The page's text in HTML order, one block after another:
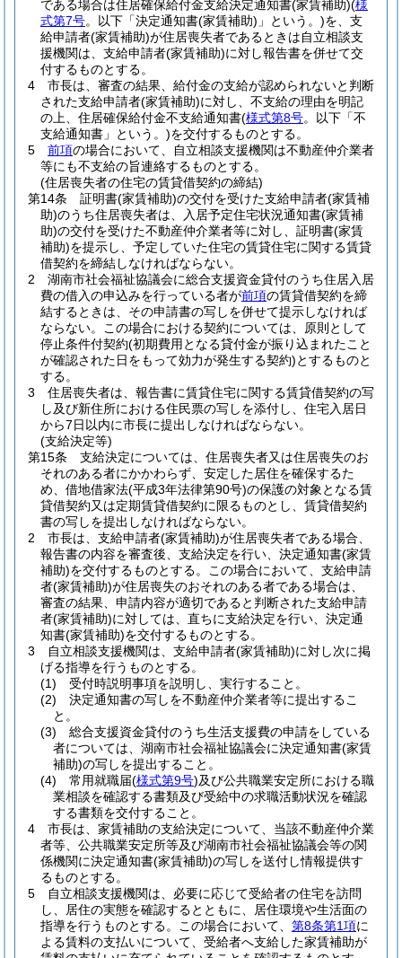
である場合は住居確保給付金支給決定通知書(家賃補助)(様
式第7号。以下「決定通知書(家賃補助) 」という。)を、支
給申請者(家賃補助)が住居喪失者であるときは自立相談支
援機関は、支給申請者(家賃補助)に対し報告書を併せて交
付するものとする。
4
市長は、審査の結果、給付金の支給が認められないと判断
された支給申請者(家賃補助)に対し、不支給の理由を明記
の上、住居確保給付金不支給通知書(様式第8号。以下「不
支給通知書」という。)を交付するものとする。
5
前項の場合において、自立相談支援機関は不動産仲介業者
等にも不支給の旨連絡するものとする。
(住居喪失者の住宅の賃貸借契約の締結)
第14条
証明書(家賃補助)の交付を受けた支給申請者(家賃補
助)のうち住居喪失者は、入居予定住宅状況通知書(家賃補
助)の交付を受けた不動産仲介業者等に対し、証明書(家賃
補助)を提示し、予定していた住宅の賃貸住宅に関する賃貸
借契約を締結しなければならない。
2
湖南市社会福祉協議会に総合支援資金貸付のうち住居入居
費の借入の申込みを行っている者が前項の賃貸借契約を締
結するときは、その申請書の写しを併せて提示しなければ
ならない。
この場合における契約については、原則として
停止条件付契約(初期費用となる貸付金が振り込まれたこと
が確認された日をもって効力が発生する契約)とするものと
する。
3
住居喪失者は、報告書に賃貸住宅に関する賃貸借契約の写
し及び新住所における住民票の写しを添付し、住宅入居日
から7日以内に市長に提出しなければならない。
(支給決定等)
第15条
支給決定については、住居喪失者又は住居喪失のお
それのある者にかかわらず、安定した居住を確保するた
め、借地借家法(平成3年法律第90号)の保護の対象となる賃
貸借契約又は定期賃貸借契約に限るものとし、賃貸借契約
書の写しを提出しなければならない。
2
市長は、支給申請者(家賃補助)が住居喪失者である場合、
報告書の内容を審査後、支給決定を行い、決定通知書(家賃
補助)を交付するものとする。
この場合において、支給申請
者(家賃補助)が住居喪失のおそれのある者である場合は、
審査の結果、申請内容が適切であると判断された支給申請
者(家賃補助)に対しては、直ちに支給決定を行い、決定通
知書(家賃補助)を交付するものとする。
3
自立相談支援機関は、支給申請者(家賃補助)に対し次に掲
げる指導を行うものとする。
(1)
受付時説明事項を説明し、実行すること。
(2)
決定通知書の写しを不動産仲介業者等に提出するこ
と。
(3)
総合支援資金貸付のうち生活支援費の申請をしている
者については、湖南市社会福祉協議会に決定通知書(家賃
補助)の写しを提出すること。
(4)
常用就職届(様式第9号)及び公共職業安定所における職
業相談を確認する書類及び受給中の求職活動状況を確認
する書類を交付すること。
4
市長は、家賃補助の支給決定について、当該不動産仲介業
者等、公共職業安定所等及び湖南市社会福祉協議会等の関
係機関に決定通知書(家賃補助)の写しを送付し情報提供す
るものとする。
5
自立相談支援機関は、必要に応じて受給者の住宅を訪問
し、居住の実態を確認するとともに、居住環境や生活面の
指導を行うものとする。
この場合において、 第8条第1項に
よる賃料の支払いについて、受給者へ支給した家賃補助が